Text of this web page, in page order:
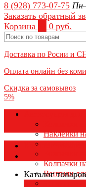
8 (928) 773-07-75
Заказать обратный
Корзина
0 руб.
Доставка по Росии и
Оплата онлайн без
Скидка за самовывоз
5%
Наклейки
Колпаки на
Колпачки
Вентили
Каталог товаров
Каталог товаров